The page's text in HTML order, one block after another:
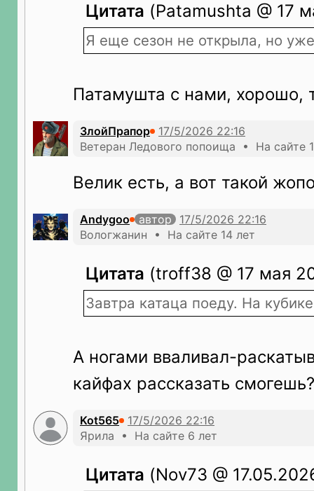
Цитата (Patamushta @ 17
Я еще сезон не открыла, но
Патамушта с нами, хорошо,
ЗлойПрапор
Ветеран Ледового попоища • На сайте
Велик есть, а вот такой
Andygoo
автор
Вологжанин • На сайте 14 лет
Цитата (troff38 @ 17 мая
Завтра катаца поеду. На
А ногами вваливал-
кайфах рассказать смогешь?
Kot565
Ярила • На сайте 6 лет
Цитата (Nov73 @